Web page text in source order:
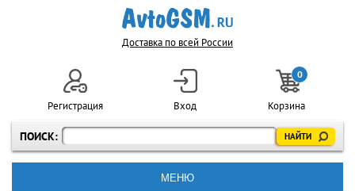
Доставка по всей России
ПОИСК:
Регистрация Вход
0
Корзина
МЕНЮ